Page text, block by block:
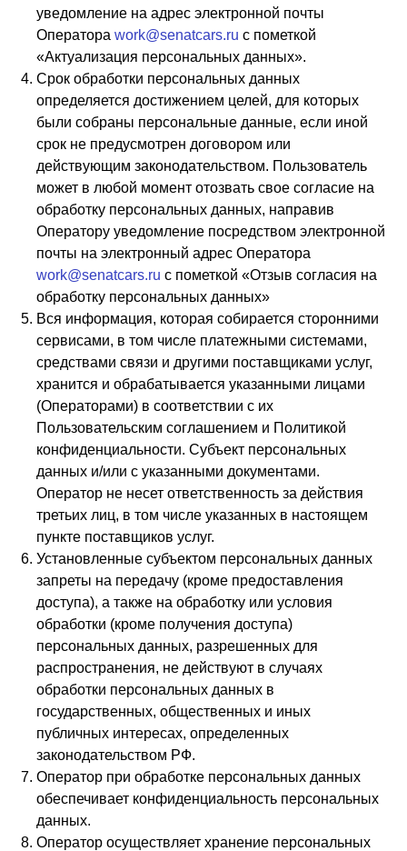
уведомление на адрес электронной почты
Оператора work@senatcars.ru с пометкой
«Актуализация персональных данных».
Срок обработки персональных данных
определяется достижением целей, для которых
были собраны персональные данные, если иной
срок не предусмотрен договором или
действующим законодательством. Пользователь
может в любой момент отозвать свое согласие на
обработку персональных данных, направив
Оператору уведомление посредством электронной
почты на электронный адрес Оператора
work@senatcars.ru с пометкой «Отзыв согласия на
обработку персональных данных»
Вся информация, которая собирается сторонними
сервисами, в том числе платежными системами,
средствами связи и другими поставщиками услуг,
хранится и обрабатывается указанными лицами
(Операторами) в соответствии с их
Пользовательским соглашением и Политикой
конфиденциальности. Субъект персональных
данных и/или с указанными документами.
Оператор не несет ответственность за действия
третьих лиц, в том числе указанных в настоящем
пункте поставщиков услуг.
Установленные субъектом персональных данных
запреты на передачу (кроме предоставления
доступа), а также на обработку или условия
обработки (кроме получения доступа)
персональных данных, разрешенных для
распространения, не действуют в случаях
обработки персональных данных в
государственных, общественных и иных
публичных интересах, определенных
законодательством РФ.
Оператор при обработке персональных данных
обеспечивает конфиденциальность персональных
данных.
Оператор осуществляет хранение персональных